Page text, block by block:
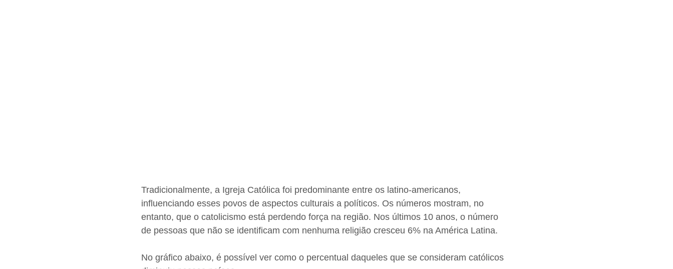
Tradicionalmente, a Igreja Católica foi predominante entre os latino-americanos,
influenciando esses povos de aspectos culturais a políticos. Os números mostram, no
entanto, que o catolicismo está perdendo força na região. Nos últimos 10 anos, o número
de pessoas que não se identificam com nenhuma religião cresceu 6% na América Latina.
No gráfico abaixo, é possível ver como o percentual daqueles que se consideram católicos